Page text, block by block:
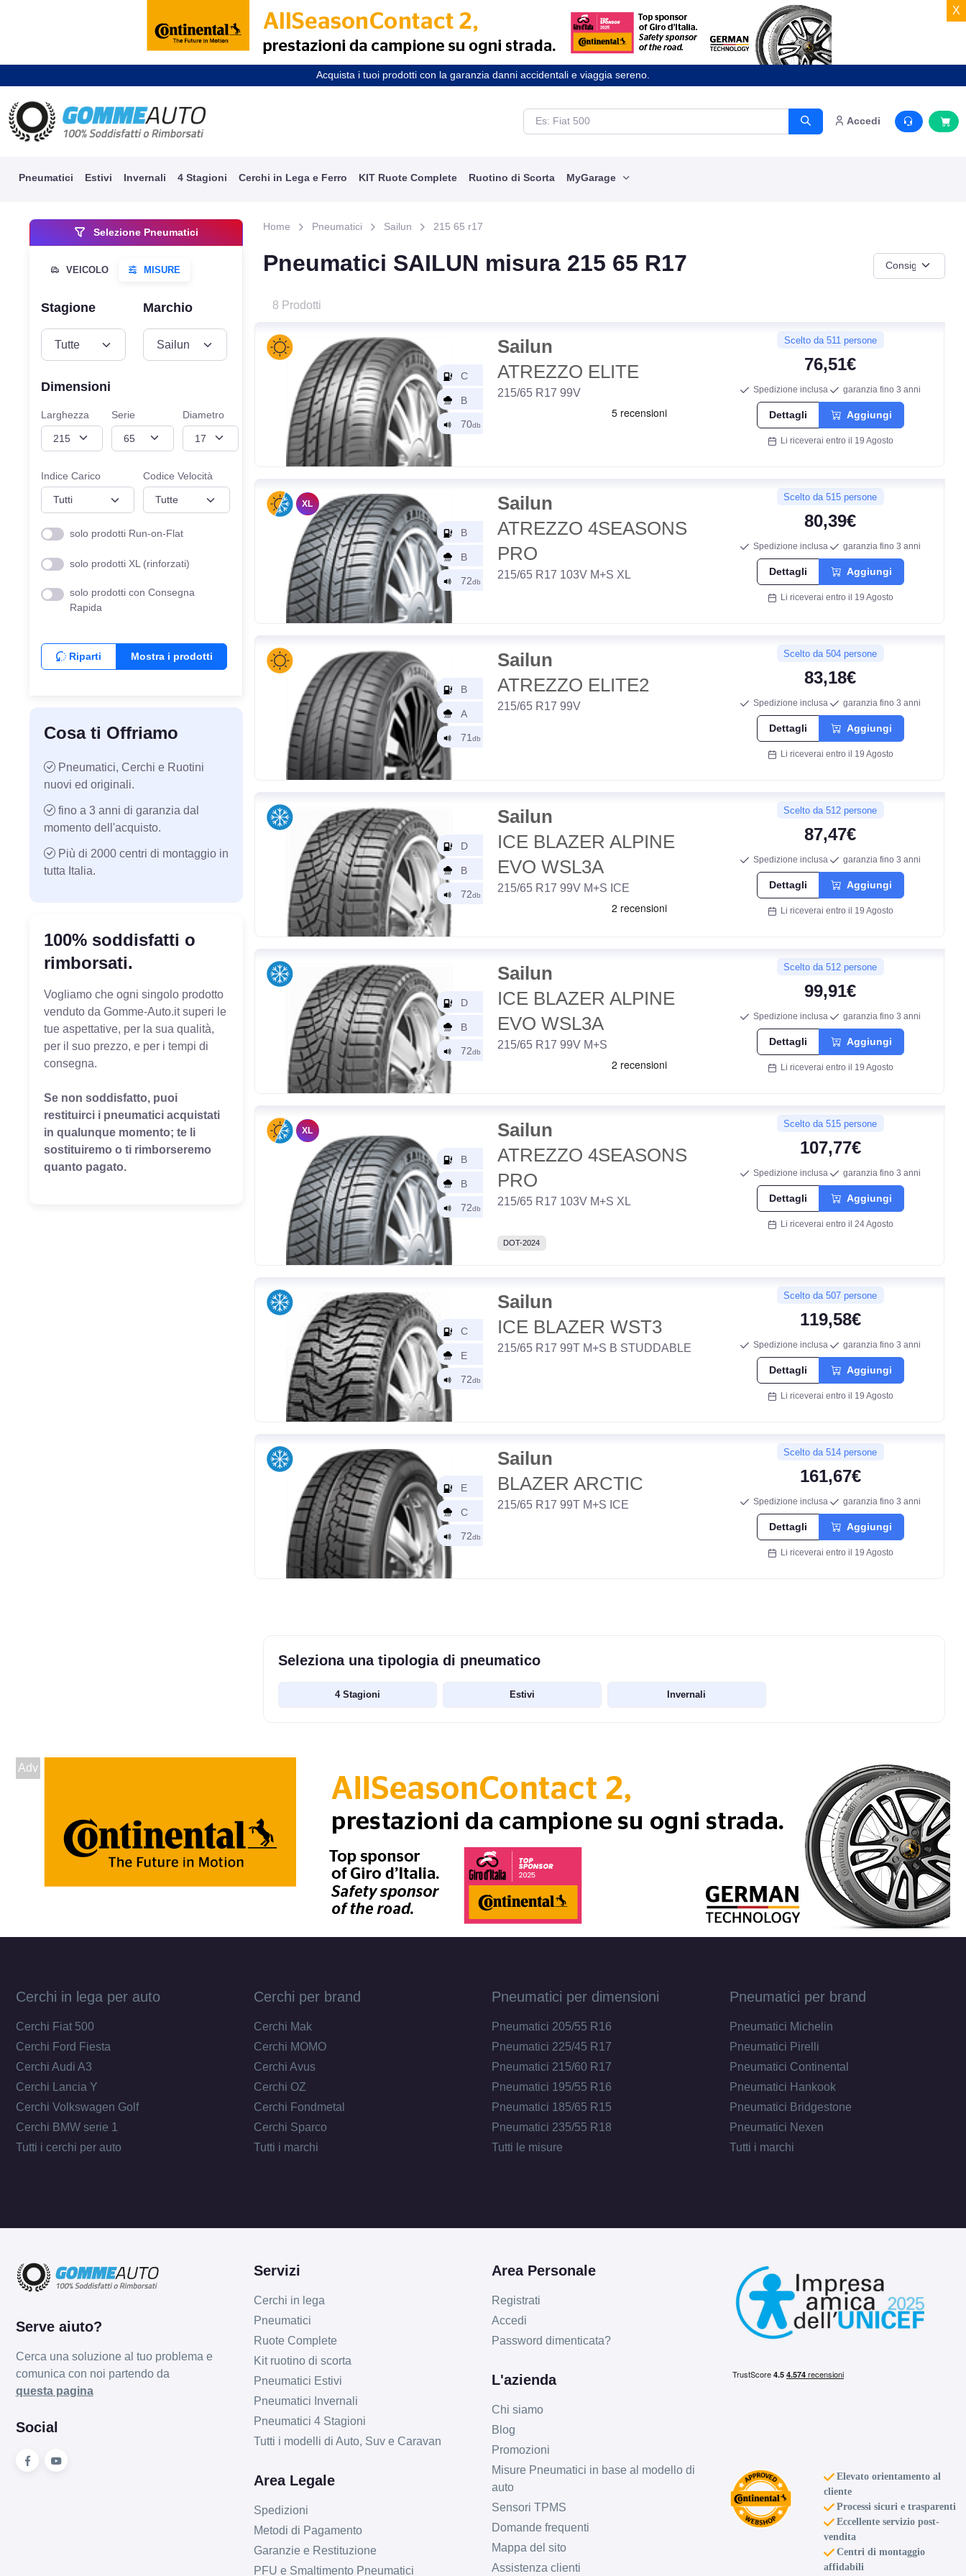
X
Acquista i tuoi prodotti con la garanzia danni accidentali e viaggia sereno.
Accedi
Pneumatici Estivi Invernali 4 Stagioni Cerchi in Lega e Ferro KIT Ruote Complete Ruotino di Scorta MyGarage
Selezione Pneumatici
MISURE
Stagione Marchio
Dimensioni
Larghezza Serie Diametro
Indice Carico Codice Velocità
solo prodotti Run-on-Flat
solo prodotti XL (rinforzati)
solo prodotti con Consegna
Rapida
Riparti Mostra i prodotti
Cosa ti Offriamo
Pneumatici, Cerchi e Ruotini
nuovi ed originali.
fino a 3 anni di garanzia dal
momento dell'acquisto.
Più di 2000 centri di montaggio in
tutta Italia.
100% soddisfatti o
rimborsati.
Vogliamo che ogni singolo prodotto
venduto da Gomme-Auto.it superi le
tue aspettative, per la sua qualità,
per il suo prezzo, e per i tempi di
consegna.
Se non soddisfatto, puoi
restituirci i pneumatici acquistati
in qualunque momento; te li
sostituiremo o ti rimborseremo
quanto pagato.
Home Pneumatici Sailun 215 65 r17
Pneumatici SAILUN misura 215 65 R17
8 Prodotti
70db
Sailun
ATREZZO ELITE
215/65 R17 99V
Scelto da 511 persone
76,51€
Spedizione inclusa garanzia fino 3 anni
Dettagli Aggiungi
Li riceverai entro il 19 Agosto
B
72db
XL
Sailun
ATREZZO 4SEASONS
PRO
215/65 R17 103V M+S XL
Scelto da 515 persone
80,39€
Spedizione inclusa garanzia fino 3 anni
Dettagli Aggiungi
Li riceverai entro il 19 Agosto
A
71 db
Sailun
ATREZZO ELITE2
215/65 R17 99V
Scelto da 504 persone
83,18€
Spedizione inclusa garanzia fino 3 anni
Dettagli Aggiungi
Li riceverai entro il 19 Agosto
Sailun
ICE BLAZER ALPINE
EVO WSL3A
215/65 R17 99V M+S ICE
Scelto da 512 persone
87,47€
Spedizione inclusa garanzia fino 3 anni
Dettagli Aggiungi
Li riceverai entro il 19 Agosto
Sailun
ICE BLAZER ALPINE
EVO WSL3A
215/65 R17 99V M+S
Scelto da 512 persone
99,91€
Spedizione inclusa garanzia fino 3 anni
Dettagli Aggiungi
Li riceverai entro il 19 Agosto
B
XL
Sailun
ATREZZO 4SEASONS
PRO
215/65 R17 103V M+S XL
DOT-2024
Scelto da 515 persone
107,77€
Spedizione inclusa garanzia fino 3 anni
Dettagli Aggiungi
Li riceverai entro il 24 Agosto
72db
Sailun
ICE BLAZER WST3
215/65 R17 99T M+S B STUDDABLE
Scelto da 507 persone
119,58€
Spedizione inclusa garanzia fino 3 anni
Dettagli Aggiungi
Li riceverai entro il 19 Agosto
E
C
Sailun
BLAZER ARCTIC
215/65 R17 99T M+S ICE
Scelto da 514 persone
161,67€
Spedizione inclusa garanzia fino 3 anni
Dettagli Aggiungi
Li riceverai entro il 19 Agosto
Seleziona una tipologia di pneumatico
4 Stagioni Estivi Invernali
Adv
Cerchi in lega per auto
Cerchi Fiat 500
Cerchi Ford Fiesta
Cerchi Audi A3
Cerchi Lancia Y
Cerchi Volkswagen Golf
Cerchi BMW serie 1
Tutti i cerchi per auto
Cerchi per brand
Cerchi Mak
Cerchi MOMO
Cerchi Avus
Cerchi OZ
Cerchi Fondmetal
Cerchi Sparco
Tutti i marchi
Pneumatici per dimensioni
Pneumatici 205/55 R16
Pneumatici 225/45 R17
Pneumatici 215/60 R17
Pneumatici 195/55 R16
Pneumatici 185/65 R15
Pneumatici 235/55 R18
Tutti le misure
Pneumatici per brand
Pneumatici Michelin
Pneumatici Pirelli
Pneumatici Continental
Pneumatici Hankook
Pneumatici Bridgestone
Pneumatici Nexen
Tutti i marchi
Serve aiuto?
Cerca una soluzione al tuo problema e
comunica con noi partendo da
questa pagina
Social
Servizi
Cerchi in lega
Pneumatici
Ruote Complete
Kit ruotino di scorta
Pneumatici Estivi
Pneumatici Invernali
Pneumatici 4 Stagioni
Tutti i modelli di Auto, Suv e Caravan
Area Legale
Spedizioni
Metodi di Pagamento
Garanzie e Restituzione
PFU e Smaltimento Pneumatici
Area Personale
Registrati
Accedi
Password dimenticata?
L'azienda
Chi siamo
Blog
Promozioni
Misure Pneumatici in base al modello di
auto
Sensori TPMS
Domande frequenti
Mappa del sito
Assistenza clienti
Elevato orientamento al
cliente
Processi sicuri e trasparenti
Eccellente servizio post-
vendita
Centri di montaggio
affidabili